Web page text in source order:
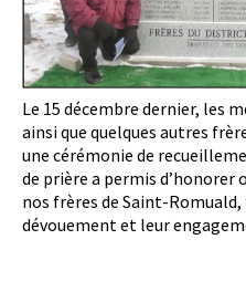
Le 15 décembre dernier, les
ainsi que quelques autres
une cérémonie de
de prière a permis
nos frères de Saint-
dévouement et leur